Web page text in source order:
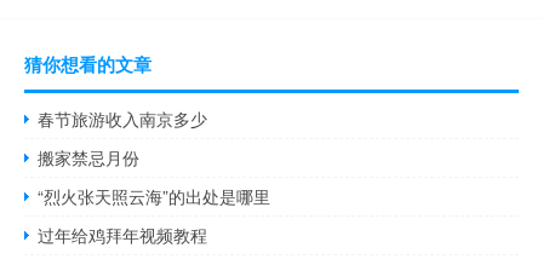
猜你想看的文章
春节旅游收入南京多少
搬家禁忌月份
“烈火张天照云海”的出处是哪里
过年给鸡拜年视频教程